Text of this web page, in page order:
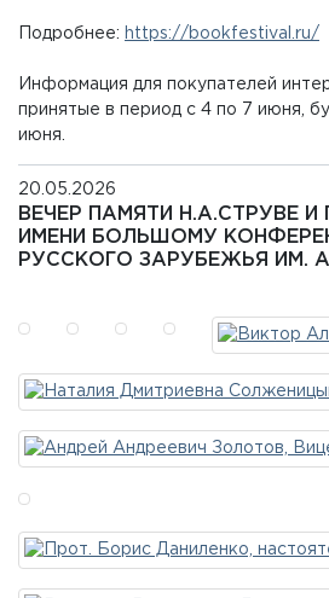
Подробнее: https://bookfestival.ru/
Информация для покупателей
принятые в период с 4 по 7 июня,
июня.
20.05.2026
ВЕЧЕР ПАМЯТИ Н.А.СТРУВЕ И
ИМЕНИ БОЛЬШОМУ
РУССКОГО ЗАРУБЕЖЬЯ ИМ.